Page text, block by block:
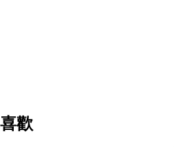
歡